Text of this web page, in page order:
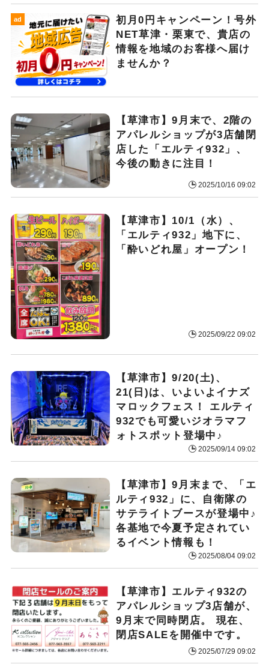
ad
初月0円キャンペーン！号外
NET草津・栗東で、貴店の
情報を地域のお客様へ届け
ませんか？
【草津市】9月末で、2階の
アパレルショップが3店舗閉
店した「エルティ932」、
今後の動きに注目！
2025/10/16 09:02
【草津市】10/1（水）、
「エルティ932」地下に、
「酔いどれ屋」オープン！
2025/09/22 09:02
【草津市】9/20(土)、
21(日)は、いよいよイナズ
マロックフェス！ エルティ
932でも可愛いジオラマフ
ォトスポット登場中♪
2025/09/14 09:02
【草津市】9月末まで、「エ
ルティ932」に、自衛隊の
サテライトブースが登場中♪
各基地で今夏予定されてい
るイベント情報も！
2025/08/04 09:02
【草津市】エルティ932の
アパレルショップ3店舗が、
9月末で同時閉店。 現在、
閉店SALEを開催中です。
2025/07/29 09:02